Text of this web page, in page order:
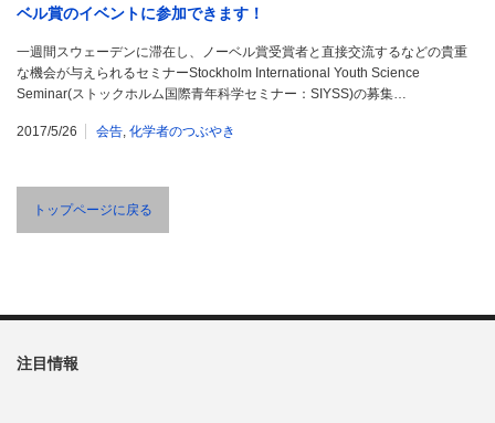
ベル賞のイベントに参加できます！
一週間スウェーデンに滞在し、ノーベル賞受賞者と直接交流するなどの貴重
な機会が与えられるセミナーStockholm International Youth Science
Seminar(ストックホルム国際青年科学セミナー：SIYSS)の募集…
2017/5/26 会告, 化学者のつぶやき
トップページに戻る
注目情報